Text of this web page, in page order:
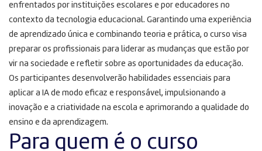
enfrentados por instituições escolares e por educadores no
contexto da tecnologia educacional. Garantindo uma experiência
de aprendizado única e combinando teoria e prática, o curso visa
preparar os profissionais para liderar as mudanças que estão por
vir na sociedade e refletir sobre as oportunidades da educação.
Os participantes desenvolverão habilidades essenciais para
aplicar a IA de modo eficaz e responsável, impulsionando a
inovação e a criatividade na escola e aprimorando a qualidade do
ensino e da aprendizagem.
Para quem é o curso